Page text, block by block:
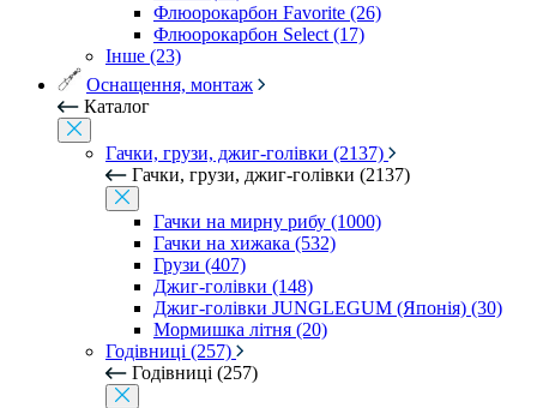
Флюорокарбон Favorite (26)
Флюорокарбон Select (17)
Інше (23)
Оснащення, монтаж
Каталог
Гачки, грузи, джиг-голівки (2137)
Гачки, грузи, джиг-голівки (2137)
Гачки на мирну рибу (1000)
Гачки на хижака (532)
Грузи (407)
Джиг-голівки (148)
Джиг-голівки JUNGLEGUM (Японія) (30)
Мормишка літня (20)
Годівниці (257)
Годівниці (257)